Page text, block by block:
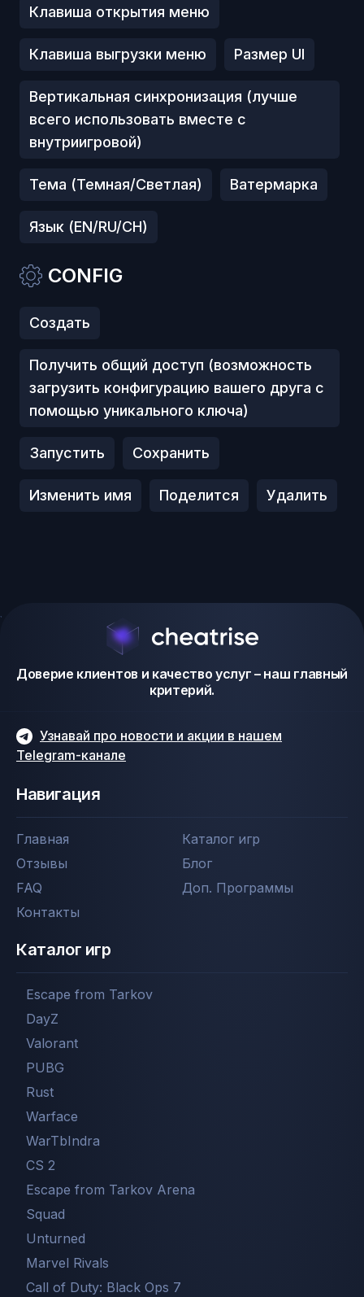
Клавиша открытия меню
Клавиша выгрузки меню Размер UI
Вертикальная синхронизация (лучше
всего использовать вместе с
внутриигровой)
Тема (Темная/Светлая) Ватермарка
Язык (EN/RU/CH)
CONFIG
Создать
Получить общий доступ (возможность
загрузить конфигурацию вашего друга с
помощью уникального ключа)
Запустить Сохранить
Изменить имя Поделится Удалить
Доверие клиентов и качество услуг – наш главный
критерий.
Узнавай про новости и акции в нашем
Telegram-канале
Навигация
Главная
Каталог игр
Отзывы
Блог
FAQ
Доп. Программы
Контакты
Каталог игр
Escape from Tarkov
DayZ
Valorant
PUBG
Rust
Warface
WarTbIndra
CS 2
Escape from Tarkov Arena
Squad
Unturned
Marvel Rivals
Call of Duty: Black Ops 7